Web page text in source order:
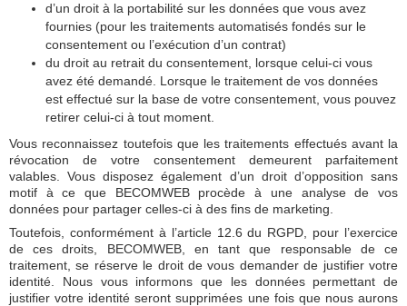
d’un droit à la portabilité sur les données que vous avez
fournies (pour les traitements automatisés fondés sur le
consentement ou l’exécution d’un contrat)
du droit au retrait du consentement, lorsque celui-ci vous
avez été demandé. Lorsque le traitement de vos données
est effectué sur la base de votre consentement, vous pouvez
retirer celui-ci à tout moment.
Vous reconnaissez toutefois que les traitements effectués avant la
révocation de votre consentement demeurent parfaitement
valables. Vous disposez également d’un droit d’opposition sans
motif à ce que BECOMWEB procède à une analyse de vos
données pour partager celles-ci à des fins de marketing.
Toutefois, conformément à l’article 12.6 du RGPD, pour l’exercice
de ces droits, BECOMWEB, en tant que responsable de ce
traitement, se réserve le droit de vous demander de justifier votre
identité. Nous vous informons que les données permettant de
justifier votre identité seront supprimées une fois que nous aurons